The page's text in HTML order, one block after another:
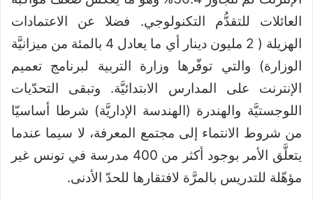
العائلات للتقدُّم التكنولوجي. فضلا عن الاعتمادات
الهزيلة ( 2 مليون دينار أي ما يعادل 4 بالمئة من ميزانيَّة
الوزارة) والتي توفّرها وزارة التربية لبرنامج تعميم
الإنترنت على المدارس الابتدائيَّة. وتبقى التحدّيات
اللوجستيَّة والهندرة (الهندسة الإداريَّة) شرطا أساسيّا
من شروط الانتماء إلى مجتمع المعرفة، لا سيما عندما
يتعلَّق الأمر بوجود أكثر من 400 مدرسة في تونس غير
مؤهّلة للتدريس بالمرَّة لافتقارها للحدّ الأدنى.